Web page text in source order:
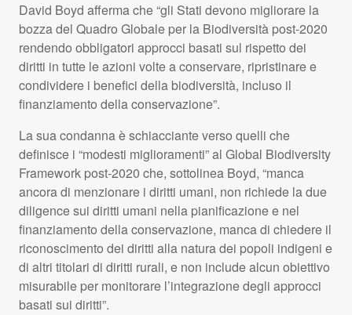
David Boyd afferma che “gli Stati devono migliorare la
bozza del Quadro Globale per la Biodiversità post-2020
rendendo obbligatori approcci basati sul rispetto dei
diritti in tutte le azioni volte a conservare, ripristinare e
condividere i benefici della biodiversità, incluso il
finanziamento della conservazione”.
La sua condanna è schiacciante verso quelli che
definisce i “modesti miglioramenti” al Global Biodiversity
Framework post-2020 che, sottolinea Boyd, “manca
ancora di menzionare i diritti umani, non richiede la due
diligence sui diritti umani nella pianificazione e nel
finanziamento della conservazione, manca di chiedere il
riconoscimento dei diritti alla natura dei popoli indigeni e
di altri titolari di diritti rurali, e non include alcun obiettivo
misurabile per monitorare l’integrazione degli approcci
basati sui diritti”.